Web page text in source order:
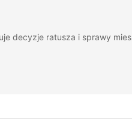
decyzje ratusza i sprawy